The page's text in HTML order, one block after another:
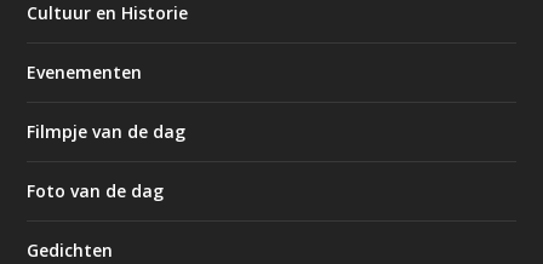
Cultuur en Historie
Evenementen
Filmpje van de dag
Foto van de dag
Gedichten